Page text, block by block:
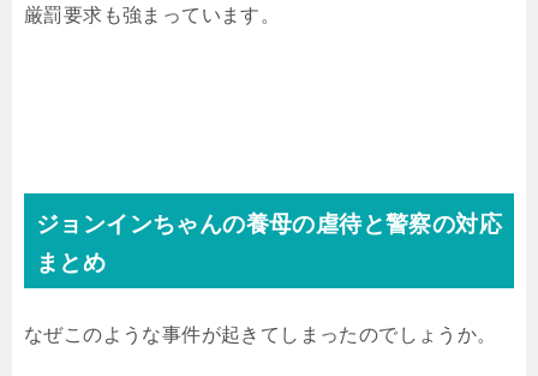
厳罰要求も強まっています。
ジョンインちゃんの養母の虐待と警察の対応
まとめ
なぜこのような事件が起きてしまったのでしょうか。